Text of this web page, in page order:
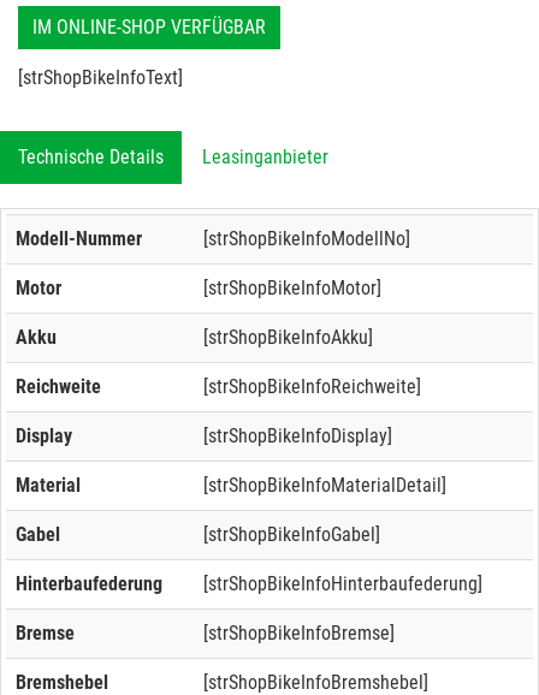
IM ONLINE-SHOP VERFÜGBAR
[strShopBikeInfoText]
Technische Details Leasinganbieter
Modell-Nummer [strShopBikeInfoModellNo]
Motor [strShopBikeInfoMotor]
Akku [strShopBikeInfoAkku]
Reichweite [strShopBikeInfoReichweite]
Display [strShopBikeInfoDisplay]
Material [strShopBikeInfoMaterialDetail]
Gabel [strShopBikeInfoGabel]
Hinterbaufederung [strShopBikeInfoHinterbaufederung]
Bremse [strShopBikeInfoBremse]
Bremshebel [strShopBikeInfoBremshebel]